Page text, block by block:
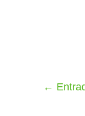
←